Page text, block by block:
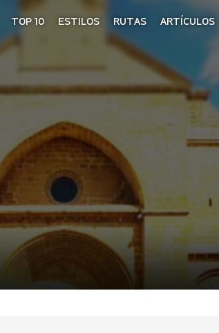
TOP 10 ESTILOS RUTAS ARTÍCULOS